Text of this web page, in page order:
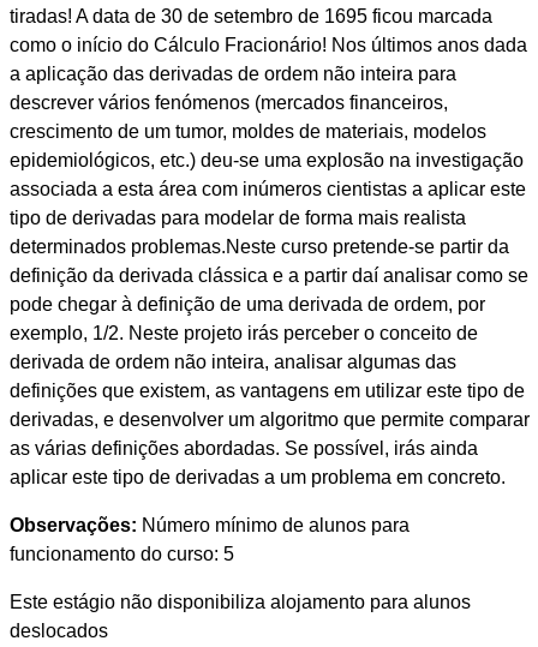
tiradas! A data de 30 de setembro de 1695 ficou marcada
como o início do Cálculo Fracionário! Nos últimos anos dada
a aplicação das derivadas de ordem não inteira para
descrever vários fenómenos (mercados financeiros,
crescimento de um tumor, moldes de materiais, modelos
epidemiológicos, etc.) deu-se uma explosão na investigação
associada a esta área com inúmeros cientistas a aplicar este
tipo de derivadas para modelar de forma mais realista
determinados problemas.Neste curso pretende-se partir da
definição da derivada clássica e a partir daí analisar como se
pode chegar à definição de uma derivada de ordem, por
exemplo, 1/2. Neste projeto irás perceber o conceito de
derivada de ordem não inteira, analisar algumas das
definições que existem, as vantagens em utilizar este tipo de
derivadas, e desenvolver um algoritmo que permite comparar
as várias definições abordadas. Se possível, irás ainda
aplicar este tipo de derivadas a um problema em concreto.
Observações: Número mínimo de alunos para
funcionamento do curso: 5
Este estágio não disponibiliza alojamento para alunos
deslocados